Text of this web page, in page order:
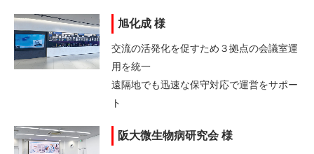
旭化成 様
交流の活発化を促すため３拠点の会議室運
用を統一
遠隔地でも迅速な保守対応で運営をサポー
ト
阪大微生物病研究会 様